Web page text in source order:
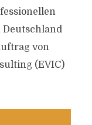
von
(EVIC)